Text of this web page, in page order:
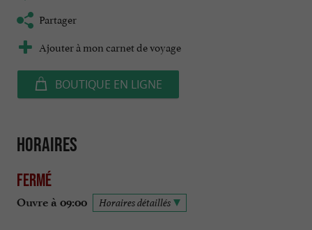
Partager
Ajouter à mon carnet de voyage
BOUTIQUE EN LIGNE
Horaires
Fermé
Ouvre à 09:00 Horaires détaillés